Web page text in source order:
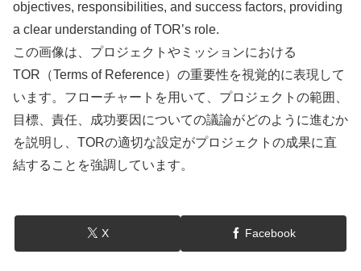
objectives, responsibilities, and success factors, providing
a clear understanding of TOR’s role.
この画像は、プロジェクトやミッションにおける
TOR（Terms of Reference）の重要性を視覚的に表現して
います。フローチャートを用いて、プロジェクトの範囲、
目標、責任、成功要因についての議論がどのように進むか
を説明し、TORの適切な設定がプロジェクトの成果に直
結することを強調しています。
X Facebook